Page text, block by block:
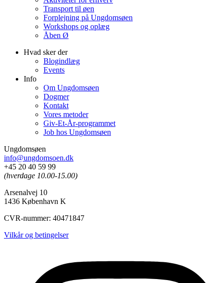
Transport til øen
Forplejning på Ungdomsøen
Workshops og oplæg
Åben Ø
Hvad sker der
Blogindlæg
Events
Info
Om Ungdomsøen
Dogmer
Kontakt
Vores metoder
Giv-Et-År-programmet
Job hos Ungdomsøen
Ungdomsøen
info@ungdomsoen.dk
+45 20 40 59 99
(hverdage 10.00-15.00)
Arsenalvej 10
1436 København K
CVR-nummer: 40471847
Vilkår og betingelser